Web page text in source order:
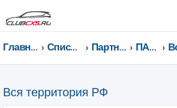
Главная страница Список форумов Партнеры клуба ПАРТНЕРЫ КЛУБА
Вся территория РФ